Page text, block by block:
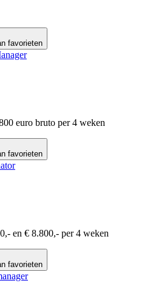
favorieten
euro bruto per 4 weken
favorieten
en € 8.800,- per 4 weken
favorieten